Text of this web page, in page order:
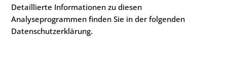
Detaillierte Informationen zu diesen
Analyseprogrammen finden Sie in der folgenden
Datenschutzerklärung.